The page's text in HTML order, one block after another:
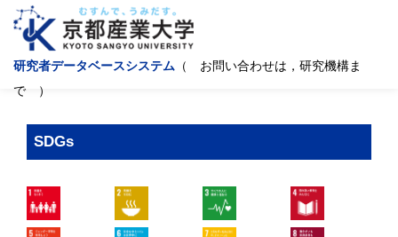
研究者データベースシステム （ お問い合わせは，研究機構ま
で ）
SDGs